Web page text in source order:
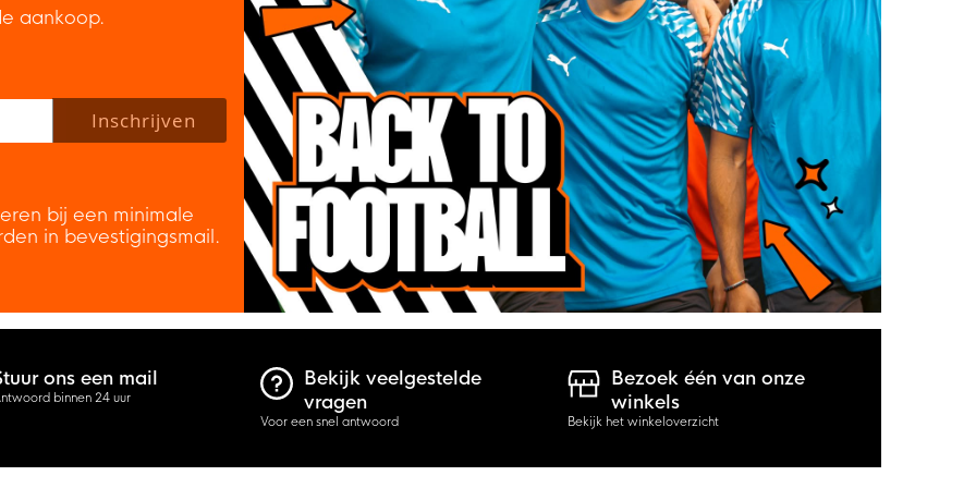
aankoop.
policy to subscribe to our newsletter.
Inschrijven
bij een minimale
in bevestigingsmail.
ons een mail
binnen 24 uur
Bekijk veelgestelde
vragen
Voor een snel antwoord
Bezoek één van onze
winkels
Bekijk het winkeloverzicht